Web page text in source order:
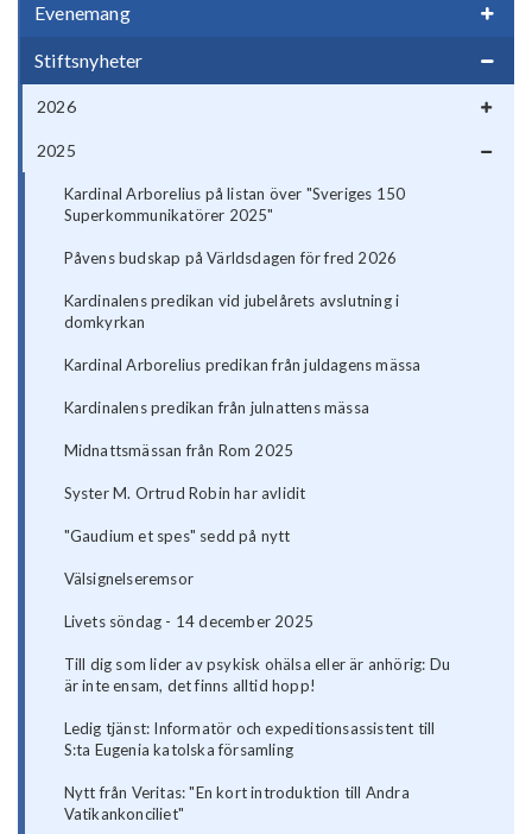
Evenemang
Stiftsnyheter
2026
2025
Kardinal Arborelius på listan över "Sveriges 150
Superkommunikatörer 2025"
Påvens budskap på Världsdagen för fred 2026
Kardinalens predikan vid jubelårets avslutning i
domkyrkan
Kardinal Arborelius predikan från juldagens mässa
Kardinalens predikan från julnattens mässa
Midnattsmässan från Rom 2025
Syster M. Ortrud Robin har avlidit
"Gaudium et spes" sedd på nytt
Välsignelseremsor
Livets söndag - 14 december 2025
Till dig som lider av psykisk ohälsa eller är anhörig: Du
är inte ensam, det finns alltid hopp!
Ledig tjänst: Informatör och expeditionsassistent till
S:ta Eugenia katolska församling
Nytt från Veritas: "En kort introduktion till Andra
Vatikankonciliet"